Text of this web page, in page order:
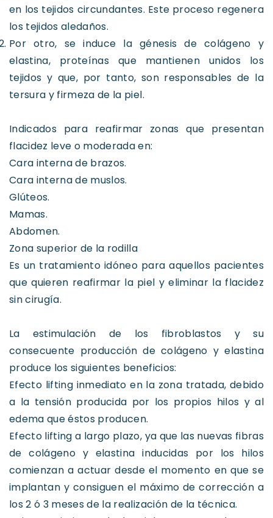
en los tejidos circundantes. Este proceso regenera
los tejidos aledaños.
Por otro, se induce la génesis de colágeno y
elastina, proteínas que mantienen unidos los
tejidos y que, por tanto, son responsables de la
tersura y firmeza de la piel.
Indicados para reafirmar zonas que presentan
flacidez leve o moderada en:
Cara interna de brazos.
Cara interna de muslos.
Glúteos.
Mamas.
Abdomen.
Zona superior de la rodilla
Es un tratamiento idóneo para aquellos pacientes
que quieren reafirmar la piel y eliminar la flacidez
sin cirugía.
La estimulación de los fibroblastos y su
consecuente producción de colágeno y elastina
produce los siguientes beneficios:
Efecto lifting inmediato en la zona tratada, debido
a la tensión producida por los propios hilos y al
edema que éstos producen.
Efecto lifting a largo plazo, ya que las nuevas fibras
de colágeno y elastina inducidas por los hilos
comienzan a actuar desde el momento en que se
implantan y consiguen el máximo de corrección a
los 2 ó 3 meses de la realización de la técnica.